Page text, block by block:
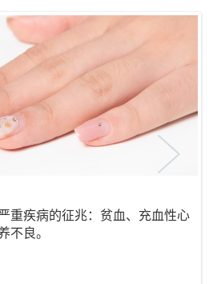
重疾病的征兆：贫血、充血性心
不良。